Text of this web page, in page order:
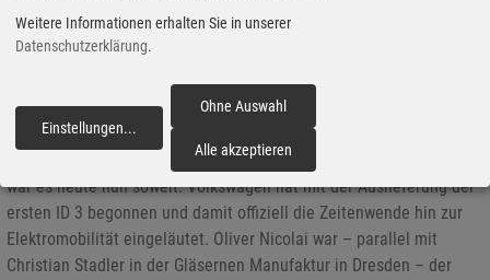
Dieselskandal machte.
Zeitenwende: VW startet die Auslieferung des ID 3
11.09.2020 - Nach verspätetem Start wegen Softwareproblemen
war es heute nun soweit: Volkswagen hat mit der Auslieferung der
ersten ID 3 begonnen und damit offiziell die Zeitenwende hin zur
Elektromobilität eingeläutet. Oliver Nicolai war – parallel mit
Christian Stadler in der Gläsernen Manufaktur in Dresden – der
Weitere Informationen erhalten Sie in unserer
Datenschutzerklärung.
Einstellungen...
Ohne Auswahl
Alle akzeptieren